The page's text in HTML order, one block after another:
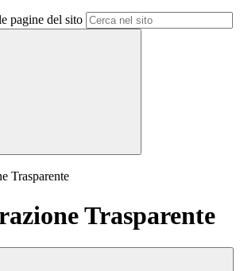
pagine del sito
Trasparente
Trasparente